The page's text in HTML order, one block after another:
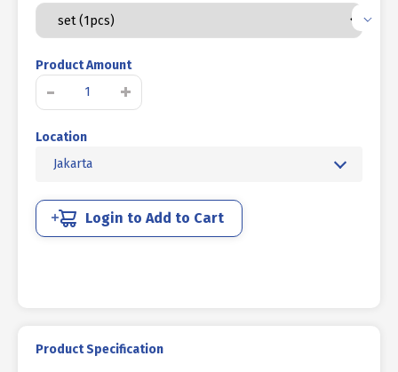
Product Amount
-
Kuantitas
BAJA
MM
DRAT
DIN
35MM
+
Location
Jakarta
Login to Add to Cart
Product Specification